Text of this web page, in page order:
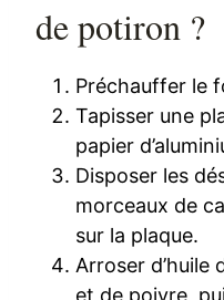
de potiron ?
Préchauffer le
Tapisser une
papier
Disposer les
morceaux de
sur la plaque.
Arroser d’huile
et de poivre,